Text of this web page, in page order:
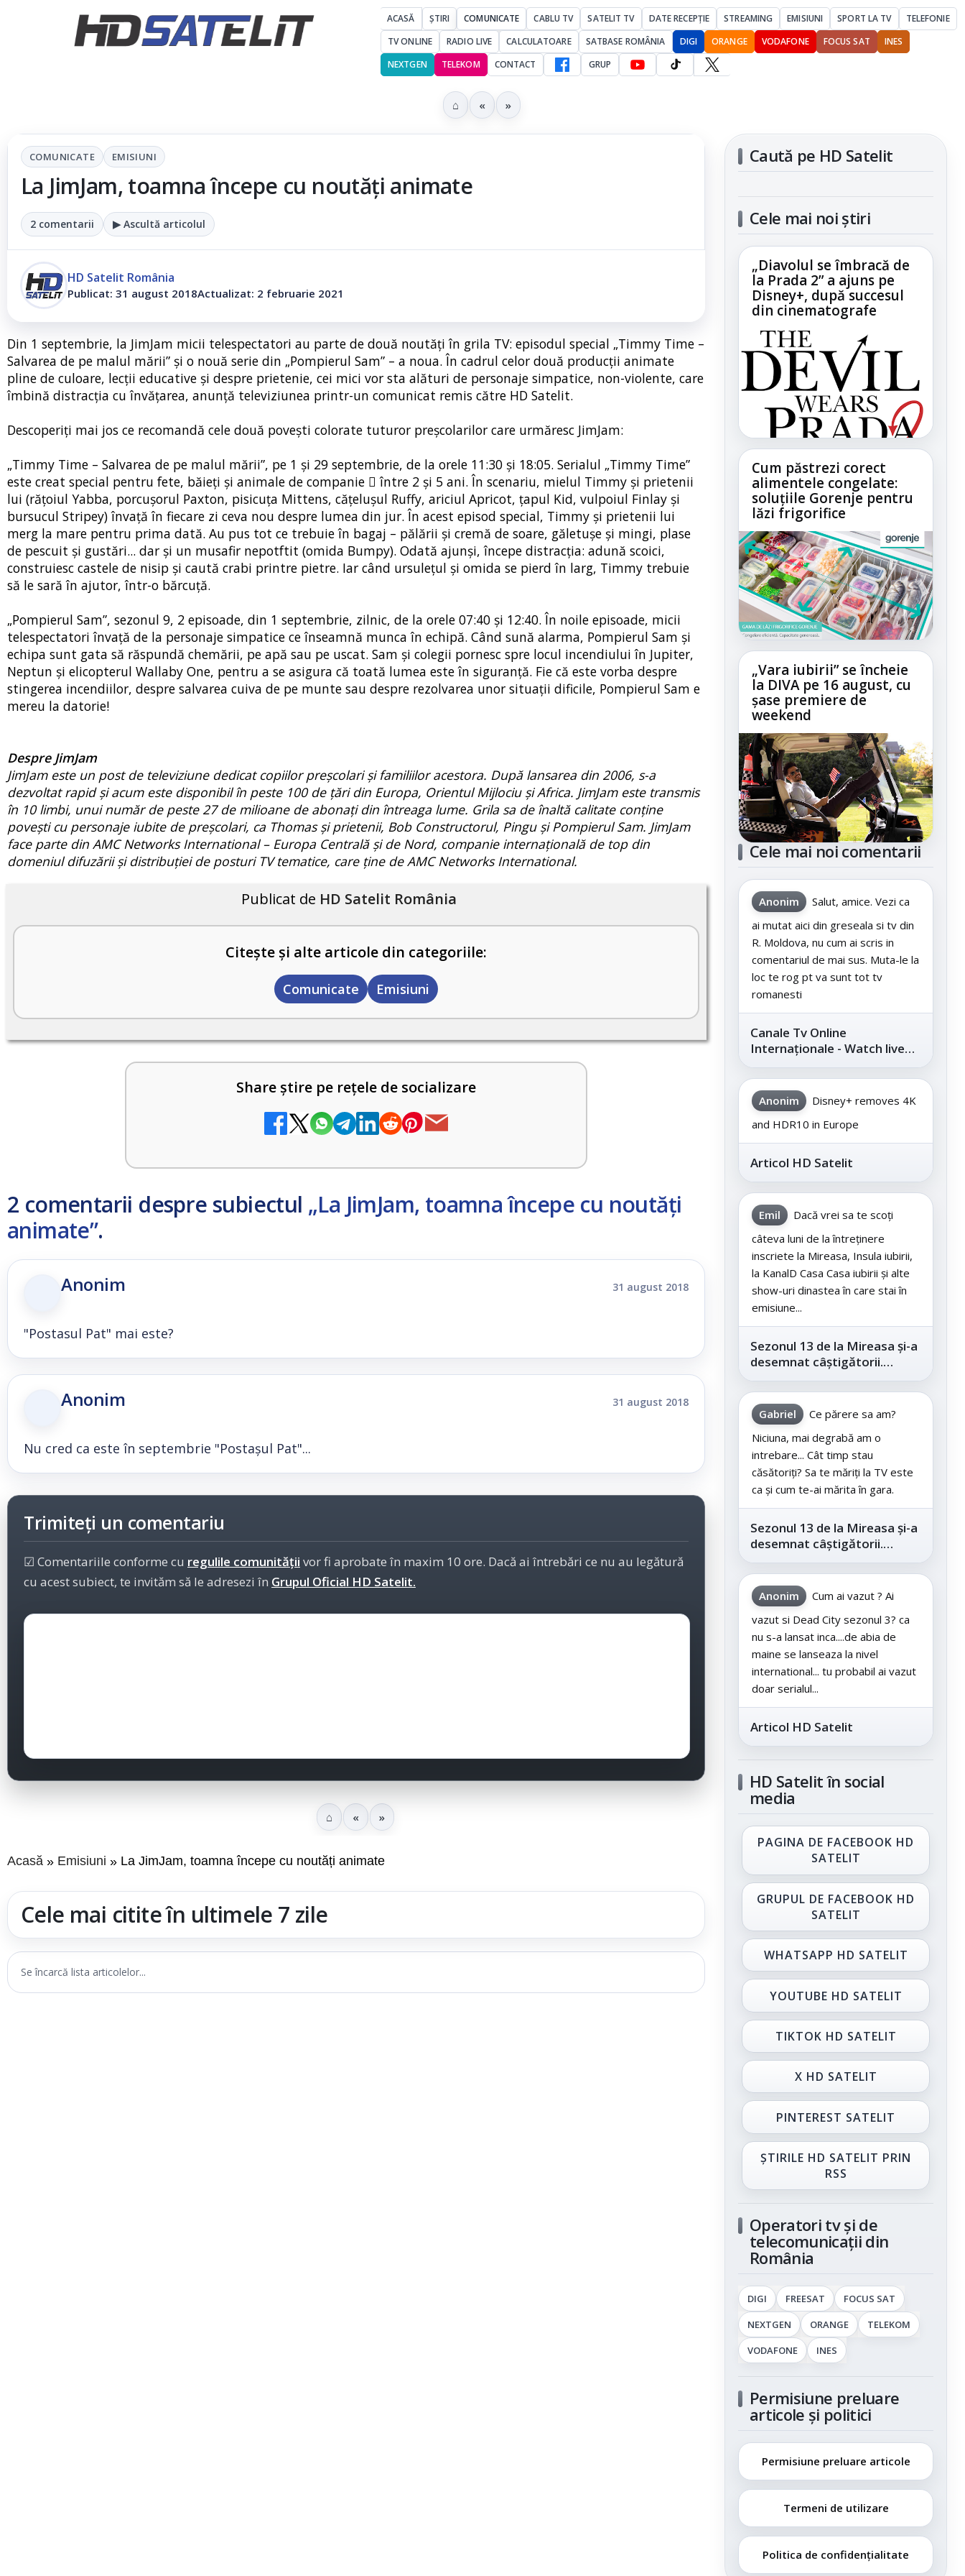
ACASĂ ȘTIRI COMUNICATE CABLU TV SATELIT TV DATE RECEPȚIE STREAMING EMISIUNI SPORT LA TV
TELEFONIE
TV ONLINE
RADIO LIVE CALCULATOARE SATBASE ROMÂNIA DIGI ORANGE VODAFONE FOCUS SAT
INES
NEXTGEN
TELEKOM CONTACT GRUP
⌂ « »
COMUNICATE EMISIUNI
La JimJam, toamna începe cu noutăți animate
2 comentarii ▶ Ascultă articolul
HD Satelit România
Publicat: 31 august 2018Actualizat: 2 februarie 2021
Din 1 septembrie, la JimJam micii telespectatori au parte de două noutăți în grila TV: episodul special „Timmy Time –
Salvarea de pe malul mării” și o nouă serie din „Pompierul Sam” – a noua. În cadrul celor două producții animate
pline de culoare, lecții educative și despre prietenie, cei mici vor sta alături de personaje simpatice, non-violente, care
îmbină distracția cu învățarea, anunță televiziunea printr-un comunicat remis către HD Satelit.
Descoperiți mai jos ce recomandă cele două povești colorate tuturor preșcolarilor care urmăresc JimJam:
„Timmy Time – Salvarea de pe malul mării”, pe 1 și 29 septembrie, de la orele 11:30 și 18:05. Serialul „Timmy Time”
este creat special pentru fete, băieți și animale de companie  între 2 și 5 ani. În scenariu, mielul Timmy și prietenii
lui (rățoiul Yabba, porcușorul Paxton, pisicuța Mittens, cățelușul Ruffy, ariciul Apricot, țapul Kid, vulpoiul Finlay și
bursucul Stripey) învață în fiecare zi ceva nou despre lumea din jur. În acest episod special, Timmy și prietenii lui
merg la mare pentru prima dată. Au pus tot ce trebuie în bagaj – pălării și cremă de soare, găletușe și mingi, plase
de pescuit și gustări... dar și un musafir nepotftit (omida Bumpy). Odată ajunși, începe distracția: adună scoici,
construiesc castele de nisip și caută crabi printre pietre. Iar când ursulețul și omida se pierd în larg, Timmy trebuie
să le sară în ajutor, într-o bărcuță.
„Pompierul Sam”, sezonul 9, 2 episoade, din 1 septembrie, zilnic, de la orele 07:40 și 12:40. În noile episoade, micii
telespectatori învață de la personaje simpatice ce înseamnă munca în echipă. Când sună alarma, Pompierul Sam și
echipa sunt gata să răspundă chemării, pe apă sau pe uscat. Sam și colegii pornesc spre locul incendiului în Jupiter,
Neptun și elicopterul Wallaby One, pentru a se asigura că toată lumea este în siguranță. Fie că este vorba despre
stingerea incendiilor, despre salvarea cuiva de pe munte sau despre rezolvarea unor situații dificile, Pompierul Sam e
mereu la datorie!
Despre JimJam
JimJam este un post de televiziune dedicat copiilor preșcolari și familiilor acestora. După lansarea din 2006, s-a
dezvoltat rapid și acum este disponibil în peste 100 de țări din Europa, Orientul Mijlociu și Africa. JimJam este transmis
în 10 limbi, unui număr de peste 27 de milioane de abonați din întreaga lume. Grila sa de înaltă calitate conține
povești cu personaje iubite de preșcolari, ca Thomas și prietenii, Bob Constructorul, Pingu și Pompierul Sam. JimJam
face parte din AMC Networks International – Europa Centrală și de Nord, companie internațională de top din
domeniul difuzării și distribuției de posturi TV tematice, care ține de AMC Networks International.
Publicat de HD Satelit România
Citește și alte articole din categoriile:
Comunicate Emisiuni
Share știre pe rețele de socializare
2 comentarii despre subiectul „La JimJam, toamna începe cu noutăți
animate”.
Anonim 31 august 2018
"Postasul Pat" mai este?
Anonim 31 august 2018
Nu cred ca este în septembrie "Postașul Pat"...
Trimiteți un comentariu
☑ Comentariile conforme cu regulile comunității vor fi aprobate în maxim 10 ore. Dacă ai întrebări ce nu au legătură
cu acest subiect, te invităm să le adresezi în Grupul Oficial HD Satelit.
⌂ « »
Acasă Emisiuni La JimJam, toamna începe cu noutăți animate
Cele mai citite în ultimele 7 zile
Se încarcă lista articolelor...
Caută pe HD Satelit
Cele mai noi știri
„Diavolul se îmbracă de
la Prada 2” a ajuns pe
Disney+, după succesul
din cinematografe
Cum păstrezi corect
alimentele congelate:
soluțiile Gorenje pentru
lăzi frigorifice
„Vara iubirii” se încheie
la DIVA pe 16 august, cu
șase premiere de
weekend
Cele mai noi comentarii
Anonim
Salut, amice. Vezi ca
ai mutat aici din greseala si tv din
R. Moldova, nu cum ai scris in
comentariul de mai sus. Muta-le la
loc te rog pt va sunt tot tv
romanesti
Canale Tv Online
Internaționale - Watch live
channels legally
Anonim
Disney+ removes 4K
and HDR10 in Europe
Articol HD Satelit
Emil
Dacă vrei sa te scoți
câteva luni de la întreținere
inscriete la Mireasa, Insula iubirii,
la KanalD Casa Casa iubirii și alte
show-uri dinastea în care stai în
emisiune...
Sezonul 13 de la Mireasa și-a
desemnat câștigătorii.
Telespectatorii au decis care
este...
Gabriel
Ce părere sa am?
Niciuna, mai degrabă am o
intrebare... Cât timp stau
căsătoriți? Sa te măriți la TV este
ca și cum te-ai mărita în gara.
Sezonul 13 de la Mireasa și-a
desemnat câștigătorii.
Telespectatorii au decis care
este...
Anonim
Cum ai vazut ? Ai
vazut si Dead City sezonul 3? ca
nu s-a lansat inca....de abia de
maine se lanseaza la nivel
international... tu probabil ai vazut
doar serialul...
Articol HD Satelit
HD Satelit în social
media
PAGINA DE FACEBOOK HD
SATELIT
GRUPUL DE FACEBOOK HD
SATELIT
WHATSAPP HD SATELIT
YOUTUBE HD SATELIT
TIKTOK HD SATELIT
X HD SATELIT
PINTEREST SATELIT
ȘTIRILE HD SATELIT PRIN
RSS
Operatori tv și de
telecomunicații din
România
DIGI FREESAT
FOCUS SAT
NEXTGEN
ORANGE
TELEKOM
VODAFONE
INES
Permisiune preluare
articole și politici
Permisiune preluare articole
Termeni de utilizare
Politica de confidențialitate